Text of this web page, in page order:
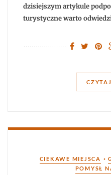
dzisiejszym artykule
turystyczne warto
Kategorie
CIEKAWE MIEJSCA •
POMYSŁ